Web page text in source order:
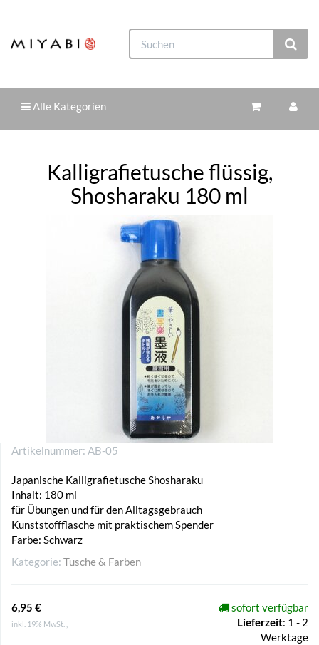
Alle Kategorien
Kalligrafietusche flüssig,
Shosharaku 180 ml
Artikelnummer: AB-05
Japanische Kalligrafietusche Shosharaku
Inhalt: 180 ml
für Übungen und für den Alltagsgebrauch
Kunststoffflasche mit praktischem Spender
Farbe: Schwarz
Kategorie: Tusche & Farben
6,95 €
inkl. 19% MwSt. ,
sofort verfügbar
Lieferzeit: 1 - 2
Werktage